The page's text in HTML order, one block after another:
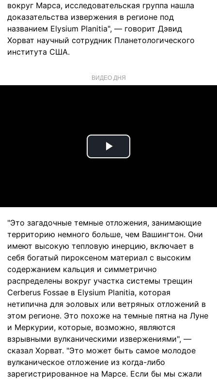
вокруг Марса, исследовательская группа нашла
доказательства извержения в регионе под
названием Elysium Planitia", — говорит Дэвид
Хорват научный сотрудник Планетологического
института США.
ВИДЕО ДНЯ
Play
"Это загадочные темные отложения, занимающие
территорию немного больше, чем Вашингтон. Они
имеют высокую тепловую инерцию, включает в
себя богатый пироксеном материал с высоким
содержанием кальция и симметрично
распределены вокруг участка системы трещин
Cerberus Fossae в Elysium Planitia, которая
нетипична для эоловых или ветряных отложений в
этом регионе. Это похоже на темные пятна на Луне
и Меркурии, которые, возможно, являются
взрывными вулканическими извержениями", —
сказал Хорват. "Это может быть самое молодое
вулканическое отложение из когда-либо
зарегистрированное на Марсе. Если бы мы сжали